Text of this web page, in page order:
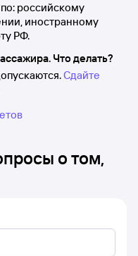
российскому
иностранному
РФ.
Что делать?
Сдайте
о том,